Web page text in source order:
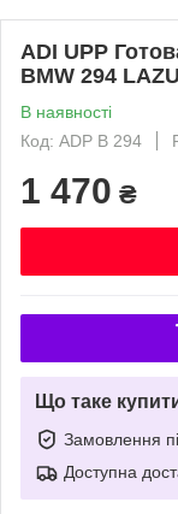
ADI UPP
BMW 294
В наявності
Код: ADP B 294
1 470 ₴
Що таке
Замовлення
Доступна